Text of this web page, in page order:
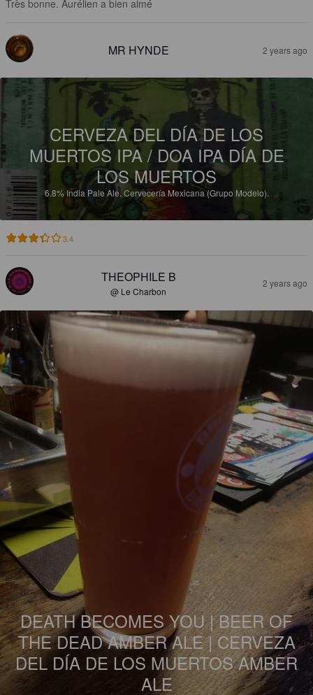
Très bonne. Aurélien a bien aimé
MR HYNDE 2 years ago
CERVEZA DEL DÍA DE LOS
MUERTOS IPA / DOA IPA DÍA DE
LOS MUERTOS
6.8% India Pale Ale. Cervecería Mexicana (Grupo Modelo).
3.4
THEOPHILE B
@ Le Charbon
2 years ago
DEATH BECOMES YOU | BEER OF
THE DEAD AMBER ALE | CERVEZA
DEL DÍA DE LOS MUERTOS AMBER
ALE